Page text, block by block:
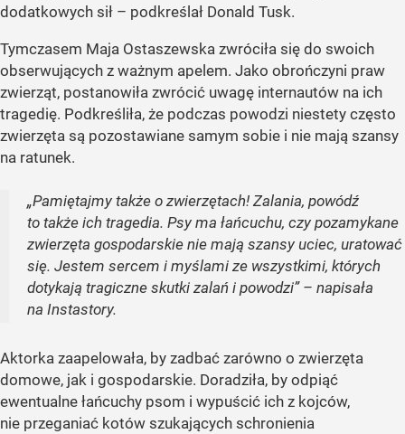
dodatkowych sił – podkreślał Donald Tusk.
Tymczasem Maja Ostaszewska zwróciła się do swoich
obserwujących z ważnym apelem. Jako obrończyni praw
zwierząt, postanowiła zwrócić uwagę internautów na ich
tragedię. Podkreśliła, że podczas powodzi niestety często
zwierzęta są pozostawiane samym sobie i nie mają szansy
na ratunek.
„Pamiętajmy także o zwierzętach! Zalania, powódź
to także ich tragedia. Psy ma łańcuchu, czy pozamykane
zwierzęta gospodarskie nie mają szansy uciec, uratować
się. Jestem sercem i myślami ze wszystkimi, których
dotykają tragiczne skutki zalań i powodzi” – napisała
na Instastory.
Aktorka zaapelowała, by zadbać zarówno o zwierzęta
domowe, jak i gospodarskie. Doradziła, by odpiąć
ewentualne łańcuchy psom i wypuścić ich z kojców,
nie przeganiać kotów szukających schronienia